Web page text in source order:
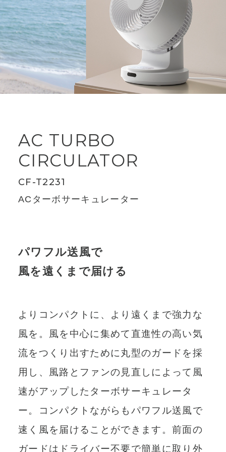
AC TURBO
CIRCULATOR
CF-T2231
ACターボサーキュレーター
パワフル送風で
風を遠くまで届ける
よりコンパクトに、より遠くまで強力な
風を。風を中心に集めて直進性の高い気
流をつくり出すために丸型のガードを採
用し、風路とファンの見直しによって風
速がアップしたターボサーキュレータ
ー。コンパクトながらもパワフル送風で
速く風を届けることができます。前面の
ガードはドライバー不要で簡単に取り外